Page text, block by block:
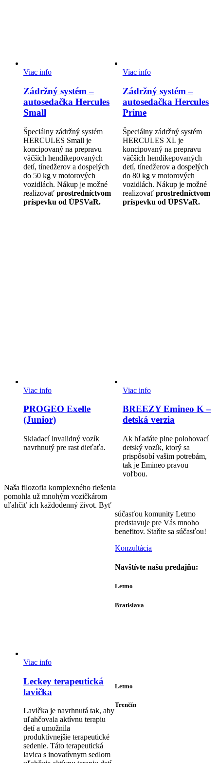
Viac info
Zádržný systém –
autosedačka Hercules
Small
Špeciálny zádržný systém
HERCULES Small je
koncipovaný na prepravu
väčších hendikepovaných
detí, tínedžerov a dospelých
do 50 kg v motorových
vozidlách. Nákup je možné
realizovať prostredníctvom
príspevku od ÚPSVaR.
Viac info
Zádržný systém –
autosedačka Hercules
Prime
Špeciálny zádržný systém
HERCULES XL je
koncipovaný na prepravu
väčších hendikepovaných
detí, tínedžerov a dospelých
do 80 kg v motorových
vozidlách. Nákup je možné
realizovať prostredníctvom
príspevku od ÚPSVaR.
Viac info
PROGEO Exelle
(Junior)
Skladací invalidný vozík
navrhnutý pre rast dieťaťa.
Viac info
BREEZY Emineo K –
detská verzia
Ak hľadáte plne polohovací
detský vozík, ktorý sa
prispôsobí vašim potrebám,
tak je Emineo pravou
voľbou.
Viac info
Leckey terapeutická
lavička
Lavička je navrhnutá tak, aby
uľahčovala aktívnu terapiu
detí a umožnila
produktívnejšie terapeutické
sedenie. Táto terapeutická
lavica s inovatívnym sedlom
Naša filozofia komplexného riešenia
pomohla už mnohým vozičkárom
uľahčiť ich každodenný život. Byť
súčasťou komunity Letmo
predstavuje pre Vás mnoho
benefitov. Staňte sa súčasťou!
Konzultácia
Navštívte našu predajňu:
Letmo
Bratislava
Letmo
Trenčín